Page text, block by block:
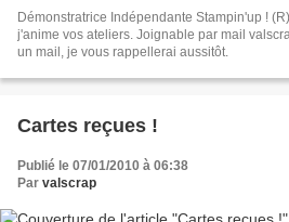
Démonstratrice Indépendante Stampin'up !
j'anime vos ateliers. Joignable par mail
un mail, je vous rappellerai aussitôt.
Cartes reçues !
Publié le 07/01/2010 à 06:38
Par valscrap